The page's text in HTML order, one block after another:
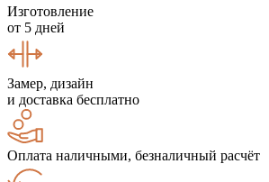
Изготовление
от 5 дней
Замер, дизайн
и доставка бесплатно
Оплата наличными, безналичный расчёт